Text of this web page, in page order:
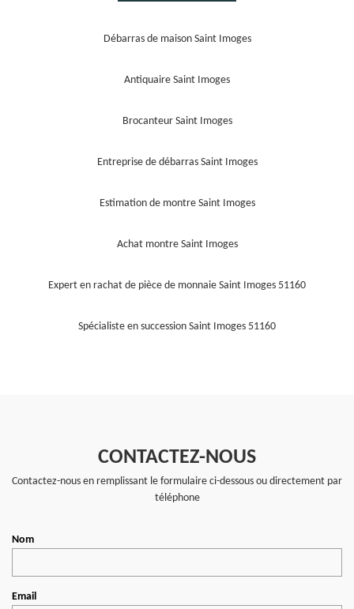
Débarras de maison Saint Imoges
Antiquaire Saint Imoges
Brocanteur Saint Imoges
Entreprise de débarras Saint Imoges
Estimation de montre Saint Imoges
Achat montre Saint Imoges
Expert en rachat de pièce de monnaie Saint Imoges 51160
Spécialiste en succession Saint Imoges 51160
CONTACTEZ-NOUS
Contactez-nous en remplissant le formulaire ci-dessous ou directement par
téléphone
Nom
Email